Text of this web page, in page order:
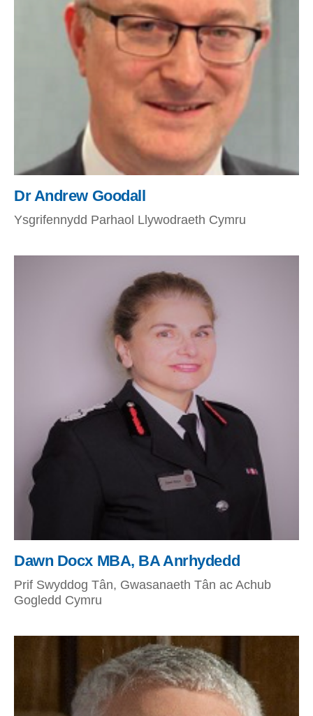
Dr Andrew Goodall
Ysgrifennydd Parhaol Llywodraeth Cymru
Dawn Docx MBA, BA Anrhydedd
Prif Swyddog Tân, Gwasanaeth Tân ac Achub
Gogledd Cymru